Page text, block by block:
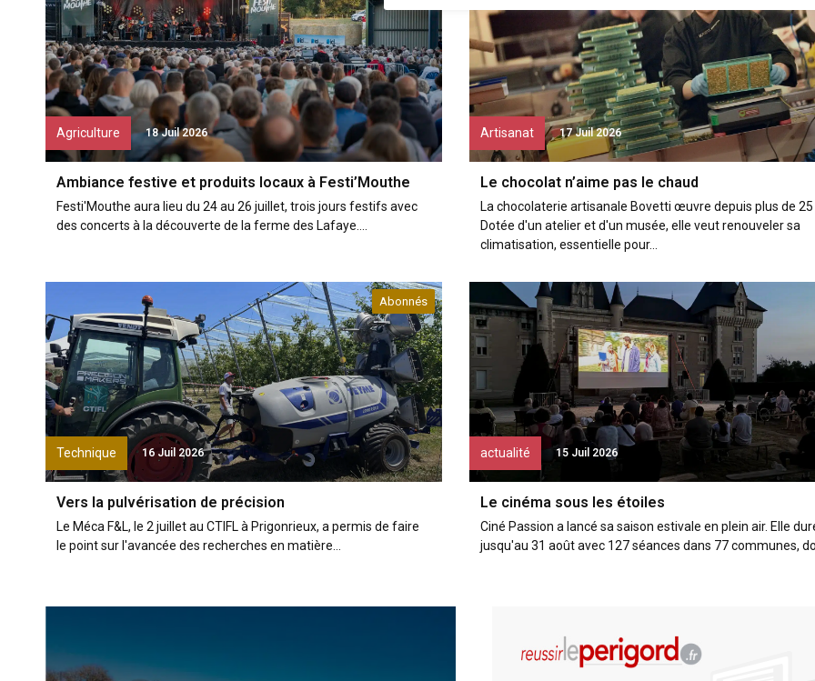
Agriculture 18 Juil 2026
Ambiance festive et produits locaux à Festi’Mouthe
Festi'Mouthe aura lieu du 24 au 26 juillet, trois jours festifs avec
des concerts à la découverte de la ferme des Lafaye....
Artisanat 17 Juil 2026
Le chocolat n’aime pas le chaud
La chocolaterie artisanale Bovetti œuvre depuis plus de 25
Dotée d'un atelier et d'un musée, elle veut renouveler sa
climatisation, essentielle pour...
Technique
Abonnés
16 Juil 2026
Vers la pulvérisation de précision
Le Méca F&L, le 2 juillet au CTIFL à Prigonrieux, a permis de faire
le point sur l'avancée des recherches en matière...
actualité 15 Juil 2026
Le cinéma sous les étoiles
Ciné Passion a lancé sa saison estivale en plein air. Elle
jusqu'au 31 août avec 127 séances dans 77 communes,